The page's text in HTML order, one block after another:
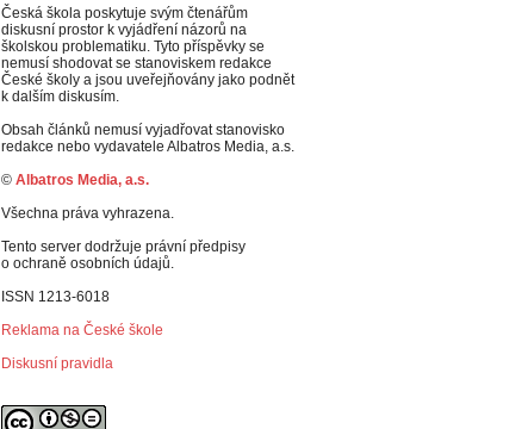
Česká škola poskytuje svým čtenářům
diskusní prostor k vyjádření názorů na
školskou problematiku. Tyto příspěvky se
nemusí shodovat se stanoviskem redakce
České školy a jsou uveřejňovány jako podnět
k dalším diskusím.
Obsah článků nemusí vyjadřovat stanovisko
redakce nebo vydavatele Albatros Media, a.s.
© Albatros Media, a.s.
Všechna práva vyhrazena.
Tento server dodržuje právní předpisy
o ochraně osobních údajů.
ISSN 1213-6018
Reklama na České škole
Diskusní pravidla